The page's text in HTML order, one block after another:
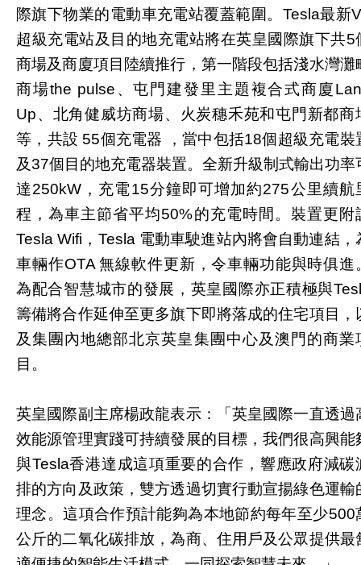
際旗下物業的電動車充電站覆蓋範圍。Tesla最新
超級充電站及目的地充電站將在英皇國際旗下共5
商場及商廈項目陸續推行，第一階段包括淺水灣灘
商場the pulse、屯門建發里主題複合式商廈
Up、北角健威坊商場、火炭穗禾苑和屯門新都商
等，共設 55個充電器 ，當中包括18個超級充電裝
及37個目的地充電器裝置。全新升級制式輸出功率
達250kW，充電15分鐘即可增加約275公里續航
程，為車主節省平均50%的充電時間。裝置更附
Tesla Wifi，Tesla 電動車駛進站內將會自動連結，
車輛作OTA 無線軟件更新，令車輛功能與時俱進
為配合智慧城市的發展，英皇國際亦正積極與
籌備將合作延伸至更多旗下即將落成的住宅項目，
及集團內地總部北京英皇集團中心及澳門的商業
目。
英皇國際副主席楊政龍表示：「英皇國際一直透過
效能源管理實踐可持續發展的目標，我們很高興能
與Tesla香港達成這項重要的合作，響應政府減碳
排的方向及政策，雙方透過切實行動宣揚綠色運輸
理念。這項合作預計能夠為本地節約每年至少500
公斤的二氧化碳排放，為商、住用戶及公眾提供最